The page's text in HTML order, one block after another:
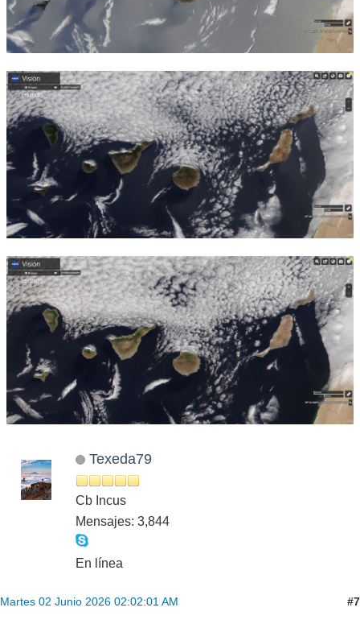
Texeda79
Cb Incus
Mensajes: 3,844
En línea
Martes 02 Junio 2026 02:02:01 AM #7